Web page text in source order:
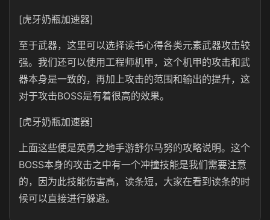
[虎牙奶瓶加速器]
至于武器，这里可以选择读书心得各类元素武器攻击较
强。我们还可以使用工程师机甲，这个机甲的攻击和武
器本身是一致的，再加上攻击的范围和输出的提升，这
对于攻击BOSS是有着很高的效果。
[虎牙奶瓶加速器]
上面这些便是英勇之地手游舒尔马努的攻略说明。这个
BOSS本身的攻击之中有一个冲撞技能是我们需要注意
的，因为此技能伤害高，读条短，大家在看到读条的时
候可以直接进行躲避。